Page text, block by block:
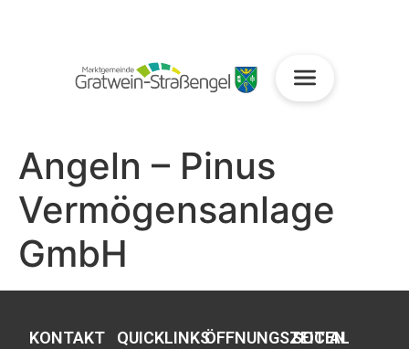
Angeln – Pinus
Vermögensanlage
GmbH
KONTAKT QUICKLINKSÖFFNUNGSZEITEN
SOCIAL